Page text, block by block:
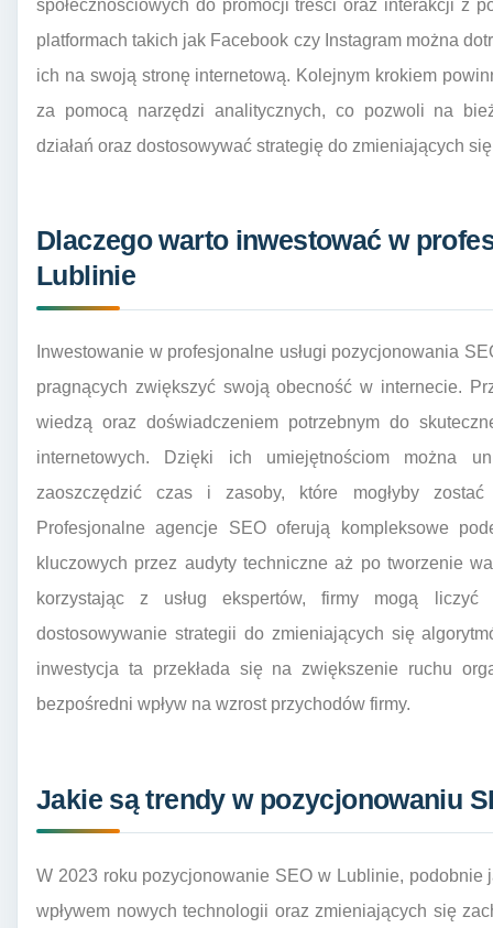
społecznościowych do promocji treści oraz interakcji z
platformach takich jak Facebook czy Instagram można
ich na swoją stronę internetową. Kolejnym krokiem
za pomocą narzędzi analitycznych, co pozwoli na
działań oraz dostosowywać strategię do zmieniających
Dlaczego warto inwestować w
Lublinie
Inwestowanie w profesjonalne usługi pozycjonowania
pragnących zwiększyć swoją obecność w internecie.
wiedzą oraz doświadczeniem potrzebnym do
internetowych. Dzięki ich umiejętnościom można
zaoszczędzić czas i zasoby, które mogłyby zostać
Profesjonalne agencje SEO oferują kompleksowe
kluczowych przez audyty techniczne aż po tworzenie
korzystając z usług ekspertów, firmy mogą
dostosowywanie strategii do zmieniających się
inwestycja ta przekłada się na zwiększenie ruchu
bezpośredni wpływ na wzrost przychodów firmy.
Jakie są trendy w pozycjonowaniu
W 2023 roku pozycjonowanie SEO w Lublinie,
wpływem nowych technologii oraz zmieniających się